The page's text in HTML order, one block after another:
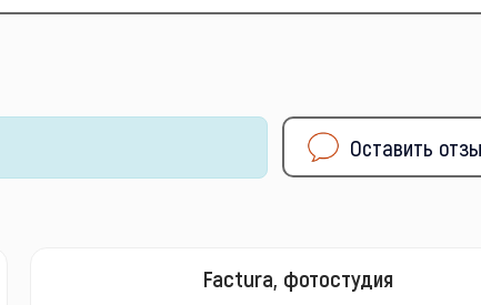
Оставить
Factura, фотостудия